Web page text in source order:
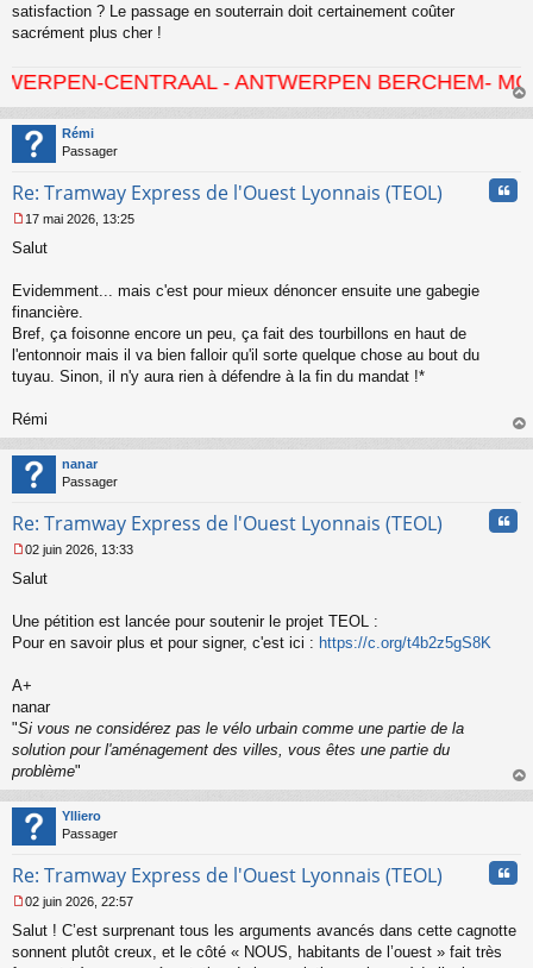
s
s
e
o
n
satisfaction ? Le passage en souterrain doit certainement coûter
sacrément plus cher !
CENTRAAL - ANTWERPEN BERCHEM-
au
Rémi
Passager
Re: Tramway Express de l'Ouest Lyonnais (TEOL)
e
s
g
e
n
o
l
u
17 mai 2026, 13:25
Salut
Evidemment... mais c'est pour mieux dénoncer ensuite une gabegie
financière.
Bref, ça foisonne encore un peu, ça fait des tourbillons en haut de
l'entonnoir mais il va bien falloir qu'il sorte quelque chose au bout du
tuyau. Sinon, il n'y aura rien à défendre à la fin du mandat !*
Rémi
au
nanar
Passager
Re: Tramway Express de l'Ouest Lyonnais (TEOL)
e
s
g
n
o
n
u
02 juin 2026, 13:33
Salut
Une pétition est lancée pour soutenir le projet TEOL :
Pour en savoir plus et pour signer, c'est ici : https://c.org/t4b2z5gS8K
A+
nanar
"Si vous ne considérez pas le vélo urbain comme une partie de la
solution pour l'aménagement des villes, vous êtes une partie du
problème"
au
Ylliero
Passager
Re: Tramway Express de l'Ouest Lyonnais (TEOL)
e
s
02 juin 2026, 22:57
Salut ! C’est surprenant tous les arguments avancés dans cette cagnotte
sonnent plutôt creux, et le côté « NOUS, habitants de l’ouest » fait très